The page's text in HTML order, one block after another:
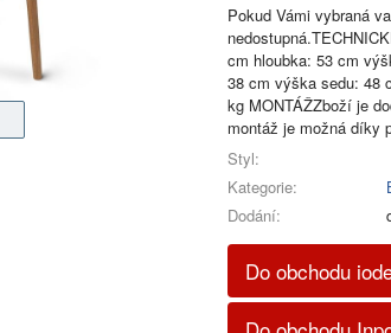
Pokud Vámi vybraná
cm hloubka: 53 cm
38 cm výška sedu: 48
kg MONTÁŽZboží je
montáž je možná díky
Styl:
Kategorie:
Dodání:
Do obchodu